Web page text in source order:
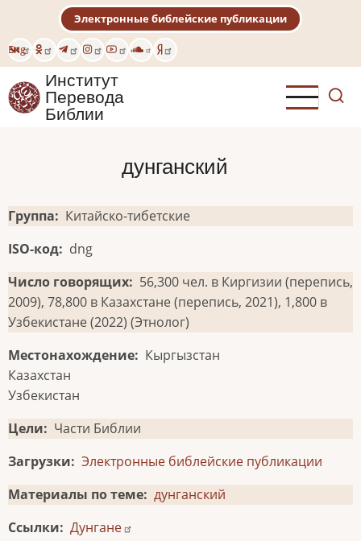
основному
содержанию
Eng
Электронные библейские публикации
Институт
Перевода
Библии
дунганский
Группа
Китайско-тибетские
ISO-код
dng
Число говорящих
56,300 чел. в Киргизии (перепись,
2009), 78,800 в Казахстане (перепись, 2021), 1,800 в
Узбекистане (2022) (Этнолог)
Местонахождение
Кыргызстан
Казахстан
Узбекистан
Цели
Части Библии
Загрузки
Электронные библейские публикации
Материалы по теме дунганский
Ссылки
Дунгане